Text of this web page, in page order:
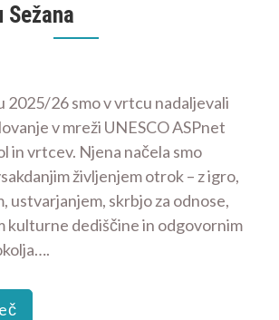
2025/26 smo v vrtcu nadaljevali
v mreži UNESCO ASPnet
in vrtcev. Njena načela smo
življenjem otrok – z igro,
ustvarjanjem, skrbjo za odnose,
kulturne dediščine in odgovornim